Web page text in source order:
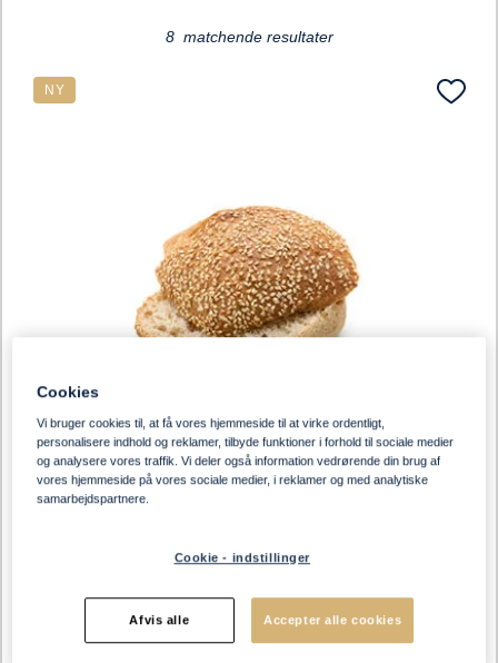
8 matchende resultater
NY
101.5 g / stk.
Surdejsbolle med sesam
Cookies
Vi bruger cookies til, at få vores hjemmeside til at virke ordentligt,
personalisere indhold og reklamer, tilbyde funktioner i forhold til sociale medier
og analysere vores traffik. Vi deler også information vedrørende din brug af
vores hjemmeside på vores sociale medier, i reklamer og med analytiske
samarbejdspartnere.
Cookie - indstillinger
Afvis alle Accepter alle cookies